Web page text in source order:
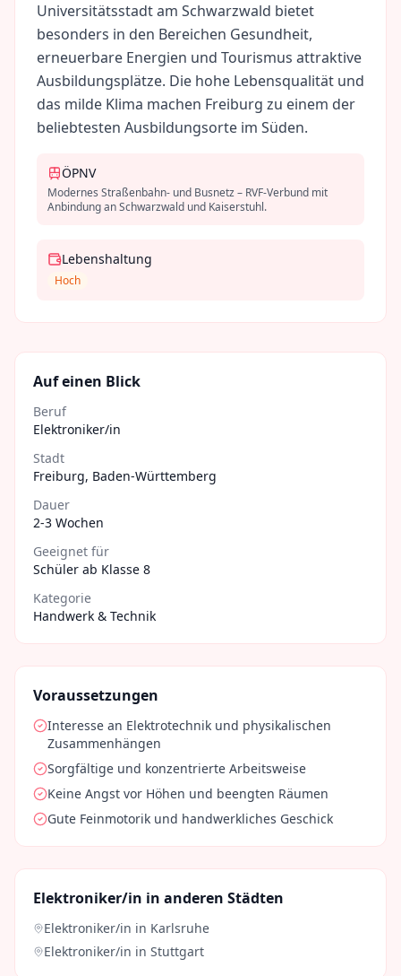
Universitätsstadt am Schwarzwald bietet
besonders in den Bereichen Gesundheit,
erneuerbare Energien und Tourismus attraktive
Ausbildungsplätze. Die hohe Lebensqualität und
das milde Klima machen Freiburg zu einem der
beliebtesten Ausbildungsorte im Süden.
ÖPNV
Modernes Straßenbahn- und Busnetz – RVF-Verbund mit
Anbindung an Schwarzwald und Kaiserstuhl.
Lebenshaltung
Hoch
Auf einen Blick
Beruf
Elektroniker/in
Stadt
Freiburg, Baden-Württemberg
Dauer
2-3 Wochen
Geeignet für
Schüler ab Klasse 8
Kategorie
Handwerk & Technik
Voraussetzungen
Interesse an Elektrotechnik und physikalischen
Zusammenhängen
Sorgfältige und konzentrierte Arbeitsweise
Keine Angst vor Höhen und beengten Räumen
Gute Feinmotorik und handwerkliches Geschick
Elektroniker/in in anderen Städten
Elektroniker/in in Karlsruhe
Elektroniker/in in Stuttgart